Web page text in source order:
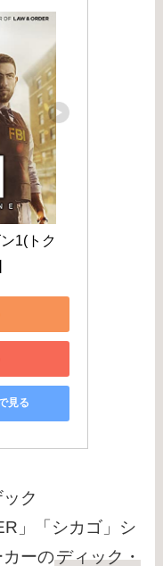
1(トク
見る
ク
」「シカゴ」シ
カーのディック・